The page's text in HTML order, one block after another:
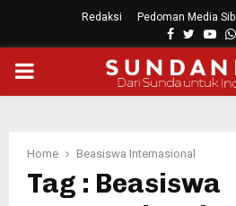
Redaksi Pedoman Media
Facebook
Twitter
PRIMARY
Home Beasiswa Internasional
Tag : Beasiswa